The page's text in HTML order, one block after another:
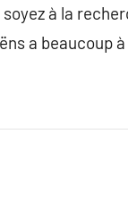
à la
a beaucoup